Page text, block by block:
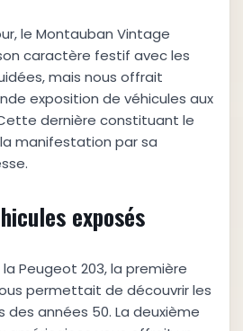
le Montauban Vintage
caractère festif avec les
mais nous offrait
exposition de véhicules aux
dernière constituant le
manifestation par sa
exposés
Peugeot 203, la première
permettait de découvrir les
des années 50. La deuxième